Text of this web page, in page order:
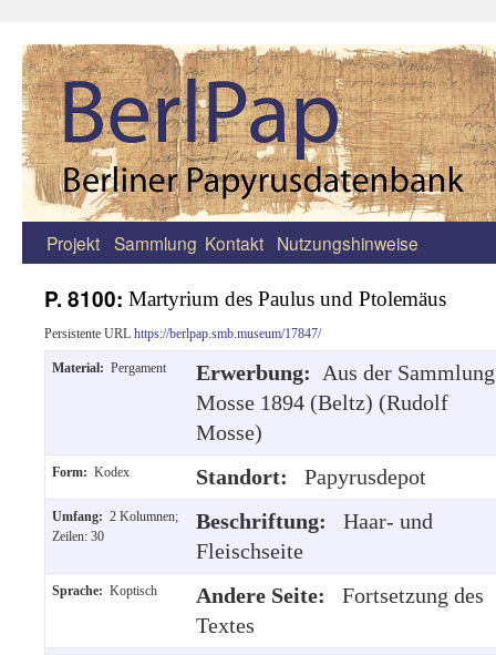
Zum
springen
Projekt Sammlung Kontakt Nutzungshinweise
P. 8100: Martyrium des Paulus und Ptolemäus
Persistente URL https://berlpap.smb.museum/17847/
Material: Pergament Erwerbung: Aus der Sammlung
Mosse 1894 (Beltz) (Rudolf
Mosse)
Form: Kodex Standort: Papyrusdepot
Umfang: 2 Kolumnen;
Zeilen: 30
Beschriftung:
Haar- und
Fleischseite
Sprache: Koptisch Andere Seite:
Fortsetzung des
Textes